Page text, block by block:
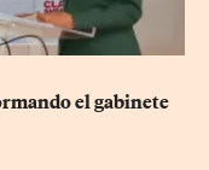
el gabinete